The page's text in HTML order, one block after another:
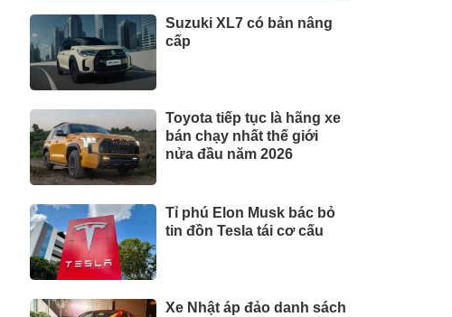
Suzuki XL7 có bản nâng
cấp
Toyota tiếp tục là hãng xe
bán chạy nhất thế giới
nửa đầu năm 2026
Tỉ phú Elon Musk bác bỏ
tin đồn Tesla tái cơ cấu
Xe Nhật áp đảo danh sách